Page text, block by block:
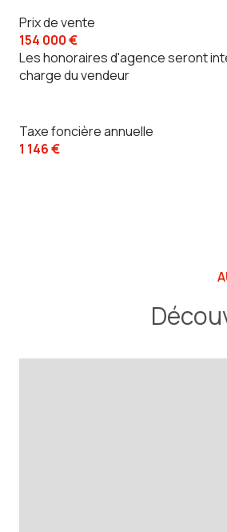
Prix de vente
154 000 €
Les honoraires d'agence seront
charge du vendeur
Taxe foncière annuelle
1 146 €